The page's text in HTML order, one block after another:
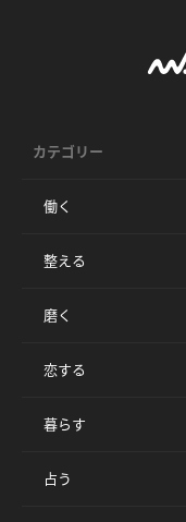
カテゴリー
働く
整える
磨く
恋する
暮らす
占う